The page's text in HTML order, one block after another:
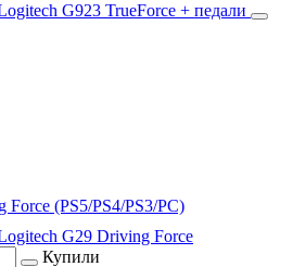
G923 TrueForce + педали
(PS5/PS4/PS3/PC)
G29 Driving Force
Купили